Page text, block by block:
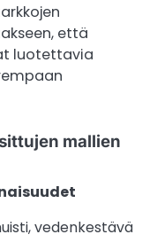
että
luotettavia
mallien
vedenkestävä